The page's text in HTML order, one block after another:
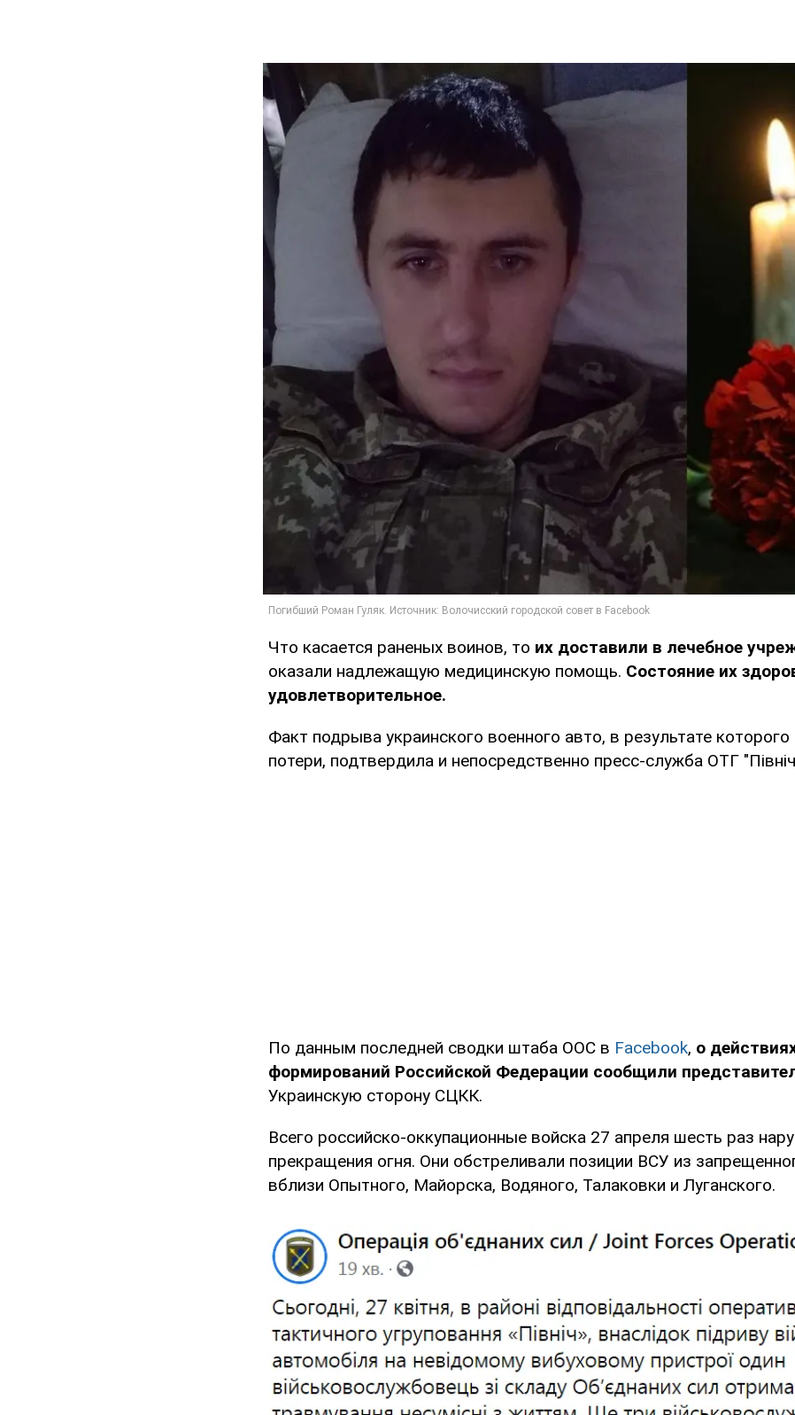
Что касается раненых воинов, то их доставили в лечебное
оказали надлежащую медицинскую помощь. Состояние их
удовлетворительное.
Факт подрыва украинского военного авто, в результате
потери, подтвердила и непосредственно пресс-служба ОТГ
По данным последней сводки штаба ООС в Facebook, о
формирований Российской Федерации сообщили
Украинскую сторону СЦКК.
Всего российско-оккупационные войска 27 апреля шесть раз
прекращения огня. Они обстреливали позиции ВСУ из
вблизи Опытного, Майорска, Водяного, Талаковки и Луганского.